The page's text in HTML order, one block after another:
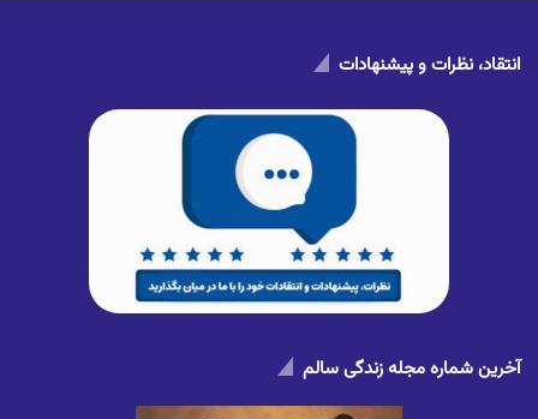
انتقاد، نظرات و پیشنهادات
آخرین شماره مجله زندگی سالم